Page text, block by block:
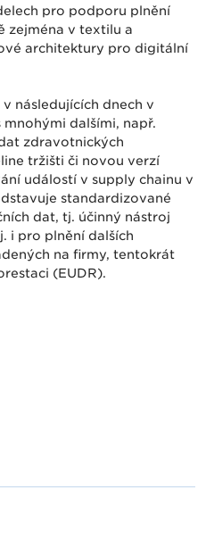
pro podporu plnění
zejména v textilu a
architektury pro digitální
následujících dnech v
dalšími, např.
zdravotnických
tržišti či novou verzí
událostí v supply chainu v
standardizované
dat, tj. účinný nástroj
i pro plnění dalších
na firmy, tentokrát
(EUDR).